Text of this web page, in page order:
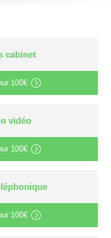
cabinet
100€
vidéo
100€
100€